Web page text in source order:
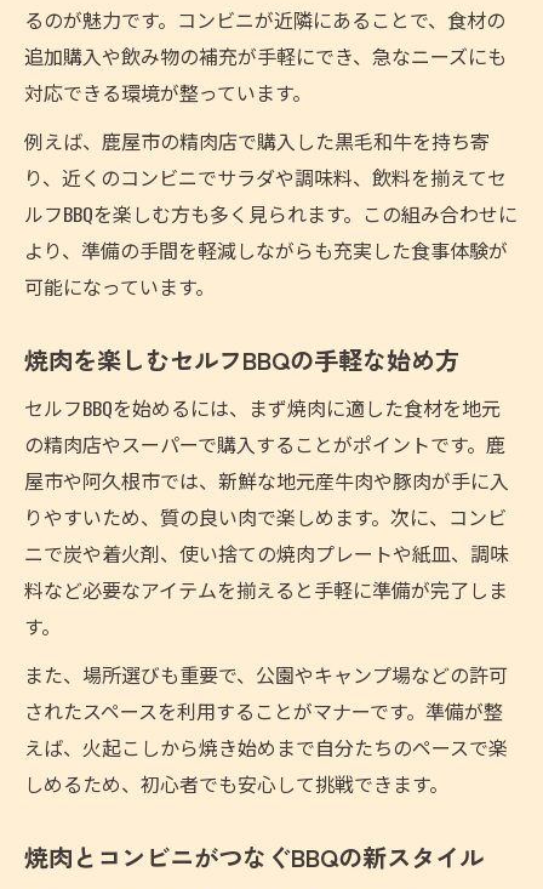
るのが魅力です。コンビニが近隣にあることで、食材の
追加購入や飲み物の補充が手軽にでき、急なニーズにも
対応できる環境が整っています。
例えば、鹿屋市の精肉店で購入した黒毛和牛を持ち寄
り、近くのコンビニでサラダや調味料、飲料を揃えてセ
ルフBBQを楽しむ方も多く見られます。この組み合わせに
より、準備の手間を軽減しながらも充実した食事体験が
可能になっています。
焼肉を楽しむセルフBBQの手軽な始め方
セルフBBQを始めるには、まず焼肉に適した食材を地元
の精肉店やスーパーで購入することがポイントです。鹿
屋市や阿久根市では、新鮮な地元産牛肉や豚肉が手に入
りやすいため、質の良い肉で楽しめます。次に、コンビ
ニで炭や着火剤、使い捨ての焼肉プレートや紙皿、調味
料など必要なアイテムを揃えると手軽に準備が完了しま
す。
また、場所選びも重要で、公園やキャンプ場などの許可
されたスペースを利用することがマナーです。準備が整
えば、火起こしから焼き始めまで自分たちのペースで楽
しめるため、初心者でも安心して挑戦できます。
焼肉とコンビニがつなぐBBQの新スタイル